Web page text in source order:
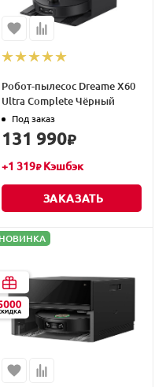
Робот-пылесос Dreame X60
Ultra Complete Чёрный
Под заказ
131 990₽
+1 319₽Кэшбэк
ЗАКАЗАТЬ
НОВИНКА